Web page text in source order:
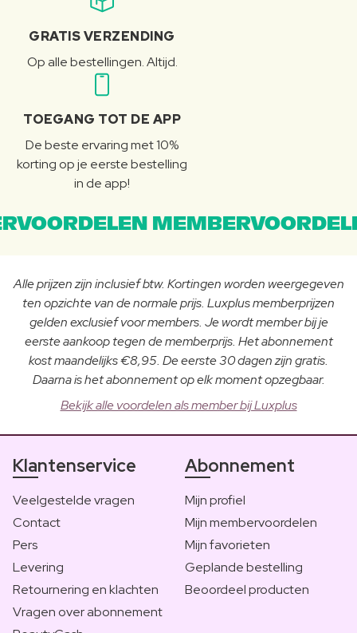
GRATIS VERZENDING
Op alle bestellingen. Altijd.
TOEGANG TOT DE APP
De beste ervaring met 10%
korting op je eerste bestelling
in de app!
Alle prijzen zijn inclusief btw. Kortingen worden weergegeven
ten opzichte van de normale prijs. Luxplus memberprijzen
gelden exclusief voor members. Je wordt member bij je
eerste aankoop tegen de memberprijs. Het abonnement
kost maandelijks €8,95. De eerste 30 dagen zijn gratis.
Daarna is het abonnement op elk moment opzegbaar.
Bekijk alle voordelen als member bij Luxplus
Klantenservice
Veelgestelde vragen
Contact
Pers
Levering
Retournering en klachten
Vragen over abonnement
Abonnement
Mijn profiel
Mijn membervoordelen
Mijn favorieten
Geplande bestelling
Beoordeel producten